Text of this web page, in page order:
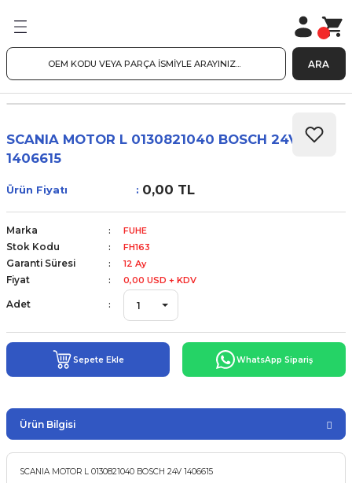
ARA
SCANIA MOTOR L 0130821040 BOSCH 24V
1406615
Ürün Fiyatı 0,00 TL
Marka FUHE
Stok Kodu FH163
Garanti Süresi 12 Ay
Fiyat 0,00 USD + KDV
Adet
Sepete Ekle WhatsApp Sipariş
Ürün Bilgisi
SCANIA MOTOR L 0130821040 BOSCH 24V 1406615